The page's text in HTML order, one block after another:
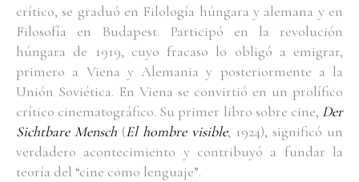
crítico, se graduó en Filología húngara y alemana y en
Filosofía en Budapest. Participó en la revolución
húngara de 1919, cuyo fracaso lo obligó a emigrar,
primero a Viena y Alemania y posteriormente a la
Unión Soviética. En Viena se convirtió en un prolífico
crítico cinematográfico. Su primer libro sobre cine, Der
Sichtbare Mensch (El hombre visible, 1924), significó un
verdadero acontecimiento y contribuyó a fundar la
teoría del “cine como lenguaje”.